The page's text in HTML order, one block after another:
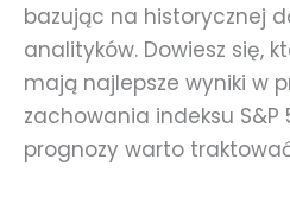
bazując na historycznej
analityków. Dowiesz się,
mają najlepsze wyniki w
zachowania indeksu S&P
prognozy warto